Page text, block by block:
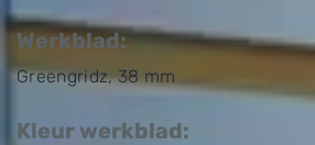
Werkblad:
Greengridz, 38 mm
Kleur werkblad: